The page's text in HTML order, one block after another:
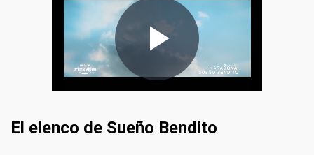
El elenco de Sueño Bendito